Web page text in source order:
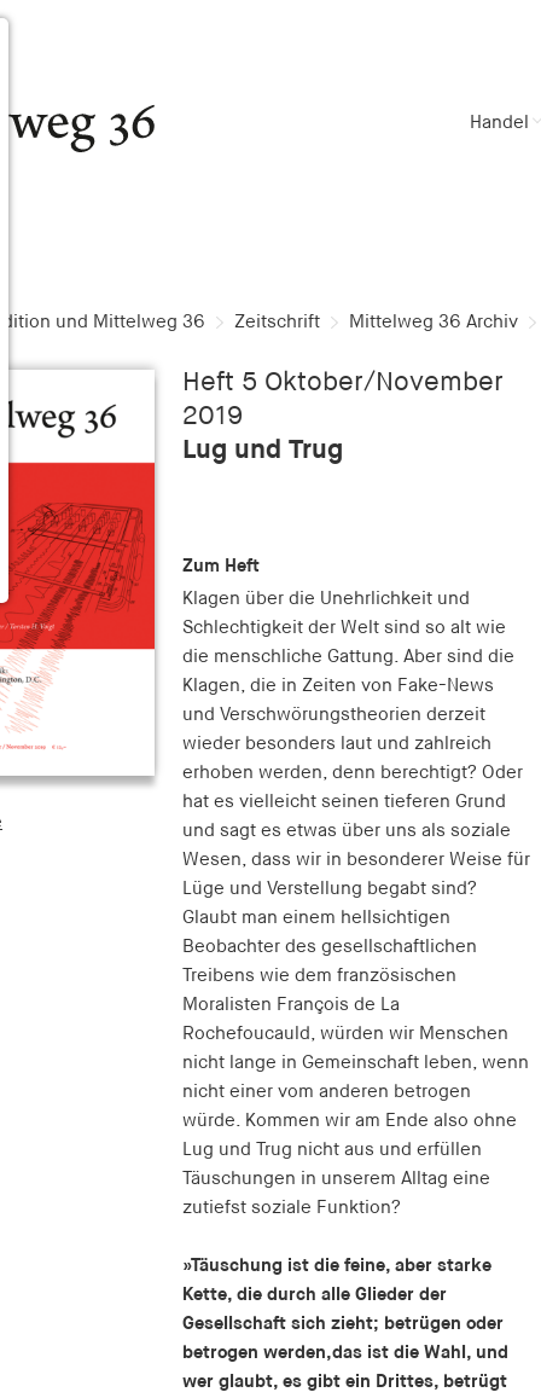
Handel
und Mittelweg 36 Zeitschrift Mittelweg 36 Archiv
Heft 5 Oktober/November
2019
Lug und Trug
Zum Heft
Klagen über die Unehrlichkeit und
Schlechtigkeit der Welt sind so alt wie
die menschliche Gattung. Aber sind die
Klagen, die in Zeiten von Fake-News
und Verschwörungstheorien derzeit
wieder besonders laut und zahlreich
erhoben werden, denn berechtigt? Oder
hat es vielleicht seinen tieferen Grund
und sagt es etwas über uns als soziale
Wesen, dass wir in besonderer Weise für
Lüge und Verstellung begabt sind?
Glaubt man einem hellsichtigen
Beobachter des gesellschaftlichen
Treibens wie dem französischen
Moralisten François de La
Rochefoucauld, würden wir Menschen
nicht lange in Gemeinschaft leben, wenn
nicht einer vom anderen betrogen
würde. Kommen wir am Ende also ohne
Lug und Trug nicht aus und erfüllen
Täuschungen in unserem Alltag eine
zutiefst soziale Funktion?
»Täuschung ist die feine, aber starke
Kette, die durch alle Glieder der
Gesellschaft sich zieht; betrügen oder
betrogen werden,das ist die Wahl, und
wer glaubt, es gibt ein Drittes, betrügt